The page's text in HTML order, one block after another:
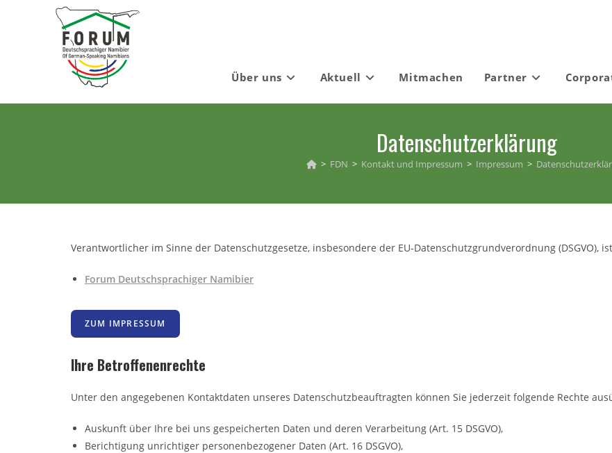
Über uns Aktuell Mitmachen Partner
Datenschutzerklärung
> FDN > Kontakt und Impressum > Impressum >
Verantwortlicher im Sinne der Datenschutzgesetze, insbesondere der EU-Datenschutzgrundverordnung (DSGVO),
Forum Deutschsprachiger Namibier
ZUM IMPRESSUM
Ihre Betroffenenrechte
Unter den angegebenen Kontaktdaten unseres Datenschutzbeauftragten können Sie jederzeit folgende Rechte
Auskunft über Ihre bei uns gespeicherten Daten und deren Verarbeitung (Art. 15 DSGVO),
Berichtigung unrichtiger personenbezogener Daten (Art. 16 DSGVO),